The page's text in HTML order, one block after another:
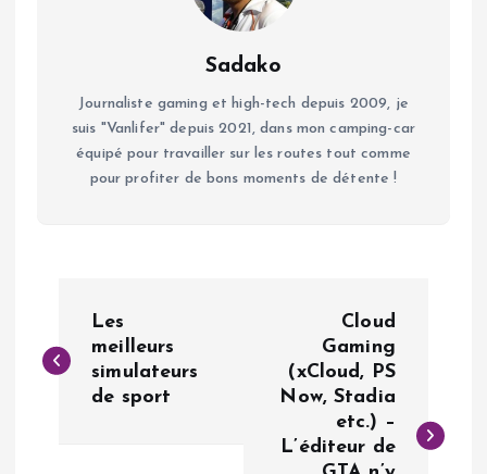
Sadako
Journaliste gaming et high-tech depuis 2009, je
suis "Vanlifer" depuis 2021, dans mon camping-car
équipé pour travailler sur les routes tout comme
pour profiter de bons moments de détente !
a
Les
meilleurs
simulateurs
de sport
Cloud
Gaming
(xCloud, PS
Now, Stadia
etc.) –
L’éditeur de